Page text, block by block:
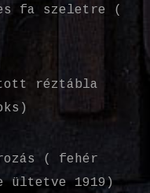
fa szeletre (
réztábla
( fehér
ültetve 1919)